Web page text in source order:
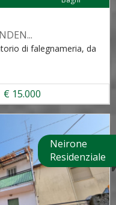
...
di falegnameria, da
€ 15.000
Neirone
Residenziale